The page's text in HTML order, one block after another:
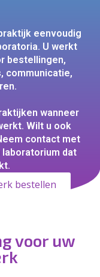
eenvoudig
U werkt
bestellingen,
communicatie,
wanneer
Wilt u ook
contact met
laboratorium dat
bestellen
voor uw